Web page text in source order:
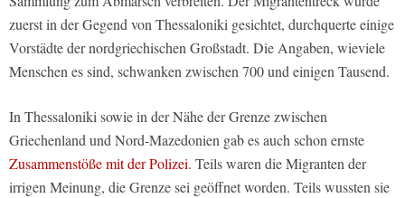
zuerst in der Gegend von Thessaloniki gesichtet, durchquerte einige
Vorstädte der nordgriechischen Großstadt. Die Angaben, wieviele
Menschen es sind, schwanken zwischen 700 und einigen Tausend.
In Thessaloniki sowie in der Nähe der Grenze zwischen
Griechenland und Nord-Mazedonien gab es auch schon ernste
Zusammenstöße mit der Polizei. Teils waren die Migranten der
irrigen Meinung, die Grenze sei geöffnet worden. Teils wussten sie